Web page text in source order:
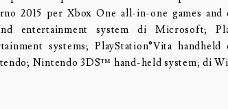
2015 per Xbox One all-in-one games and
entertainment system di Microsoft;
systems; PlayStation®Vita handheld
Nintendo 3DS™ hand-held system; di